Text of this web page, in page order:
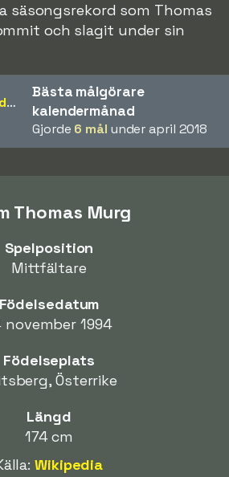
säsongsrekord som Thomas
och slagit under sin
Bästa målgörare
kalendermånad
Gjorde 6 mål under april 2018
Thomas Murg
Spelposition
Mittfältare
Födelsedatum
november 1994
Födelseplats
Österrike
Längd
174 cm
Wikipedia